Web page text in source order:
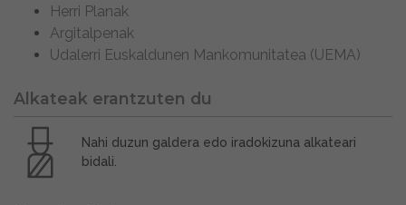
Herri Planak
Argitalpenak
Udalerri Euskaldunen Mankomunitatea (UEMA)
Alkateak erantzuten du
Nahi duzun galdera edo iradokizuna alkateari
bidali.